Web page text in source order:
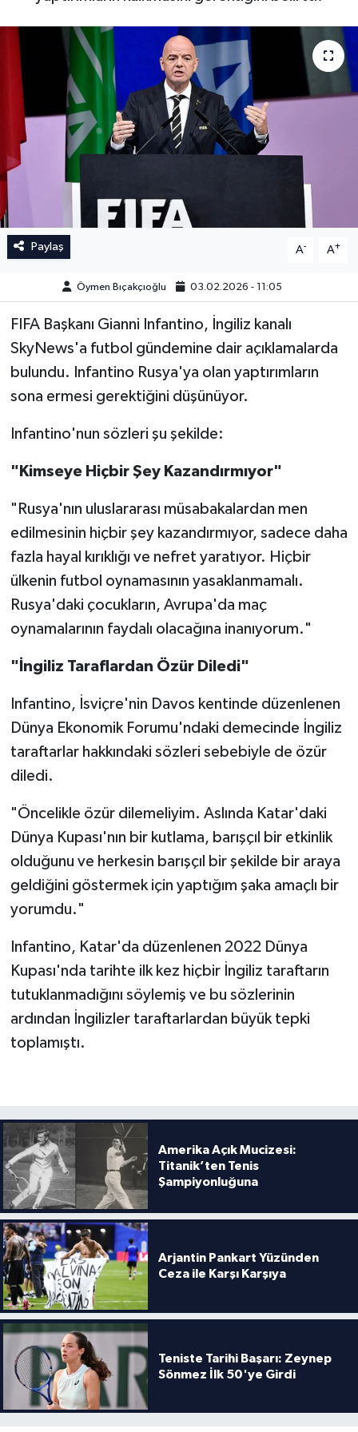
Paylaş A- A+
Öymen Bıçakçıoğlu 03.02.2026 - 11:05
FIFA Başkanı Gianni Infantino, İngiliz kanalı
SkyNews'a futbol gündemine dair açıklamalarda
bulundu. Infantino Rusya'ya olan yaptırımların
sona ermesi gerektiğini düşünüyor.
Infantino'nun sözleri şu şekilde:
"Kimseye Hiçbir Şey Kazandırmıyor"
"Rusya'nın uluslararası müsabakalardan men
edilmesinin hiçbir şey kazandırmıyor, sadece daha
fazla hayal kırıklığı ve nefret yaratıyor. Hiçbir
ülkenin futbol oynamasının yasaklanmamalı.
Rusya'daki çocukların, Avrupa'da maç
oynamalarının faydalı olacağına inanıyorum."
"İngiliz Taraflardan Özür Diledi"
Infantino, İsviçre'nin Davos kentinde düzenlenen
Dünya Ekonomik Forumu'ndaki demecinde İngiliz
taraftarlar hakkındaki sözleri sebebiyle de özür
diledi.
"Öncelikle özür dilemeliyim. Aslında Katar'daki
Dünya Kupası'nın bir kutlama, barışçıl bir etkinlik
olduğunu ve herkesin barışçıl bir şekilde bir araya
geldiğini göstermek için yaptığım şaka amaçlı bir
yorumdu."
Infantino, Katar'da düzenlenen 2022 Dünya
Kupası'nda tarihte ilk kez hiçbir İngiliz taraftarın
tutuklanmadığını söylemiş ve bu sözlerinin
ardından İngilizler taraftarlardan büyük tepki
toplamıştı.
Amerika Açık Mucizesi:
Titanik’ten Tenis
Şampiyonluğuna
Arjantin Pankart Yüzünden
Ceza ile Karşı Karşıya
Teniste Tarihi Başarı: Zeynep
Sönmez İlk 50'ye Girdi
İngiltere Premier Lig
Almanya Bundesliga
La Liga
Serie A
İngiltere Premier Lig
La Liga
Almanya Bundesliga
Serie A
Fransa Ligue 1
Eredevise
Diğer Futbol Ligleri
Türkiye Basketbol Ligi
Kadınlar Basketbol Ligi
Diğer Basketbol Ligleri
Formula 1
Atletizm
Hentbol
Boks
Motor Sporları
Su Sporları
Futbolcular